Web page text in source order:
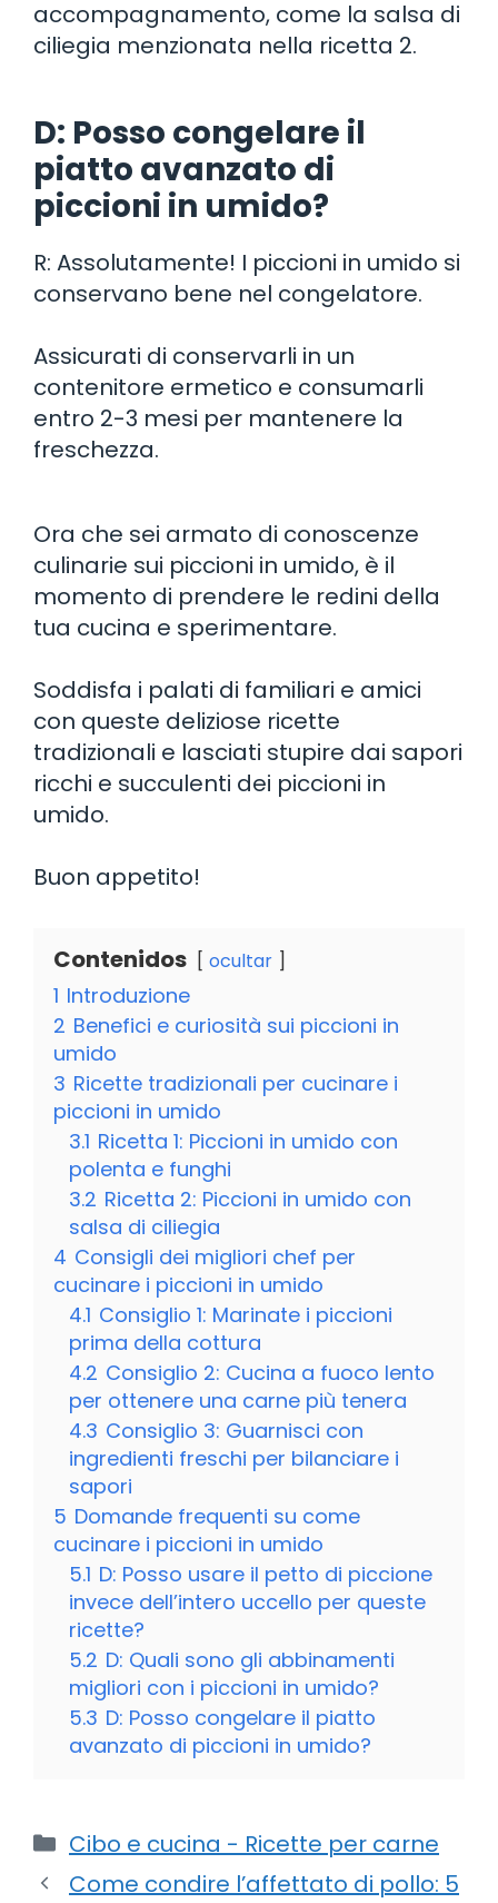
accompagnamento, come la salsa di
ciliegia menzionata nella ricetta 2.
D: Posso congelare il
piatto avanzato di
piccioni in umido?
R: Assolutamente! I piccioni in umido si
conservano bene nel congelatore.
Assicurati di conservarli in un
contenitore ermetico e consumarli
entro 2-3 mesi per mantenere la
freschezza.
Ora che sei armato di conoscenze
culinarie sui piccioni in umido, è il
momento di prendere le redini della
tua cucina e sperimentare.
Soddisfa i palati di familiari e amici
con queste deliziose ricette
tradizionali e lasciati stupire dai sapori
ricchi e succulenti dei piccioni in
umido.
Buon appetito!
Contenidos ocultar
1 Introduzione
2 Benefici e curiosità sui piccioni in
umido
3 Ricette tradizionali per cucinare i
piccioni in umido
3.1 Ricetta 1: Piccioni in umido con
polenta e funghi
3.2 Ricetta 2: Piccioni in umido con
salsa di ciliegia
4 Consigli dei migliori chef per
cucinare i piccioni in umido
4.1 Consiglio 1: Marinate i piccioni
prima della cottura
4.2 Consiglio 2: Cucina a fuoco lento
per ottenere una carne più tenera
4.3 Consiglio 3: Guarnisci con
ingredienti freschi per bilanciare i
sapori
5 Domande frequenti su come
cucinare i piccioni in umido
5.1 D: Posso usare il petto di piccione
invece dell’intero uccello per queste
ricette?
5.2 D: Quali sono gli abbinamenti
migliori con i piccioni in umido?
5.3 D: Posso congelare il piatto
avanzato di piccioni in umido?
Categorie
Cibo e cucina - Ricette per carne
Come condire l’affettato di pollo: 5